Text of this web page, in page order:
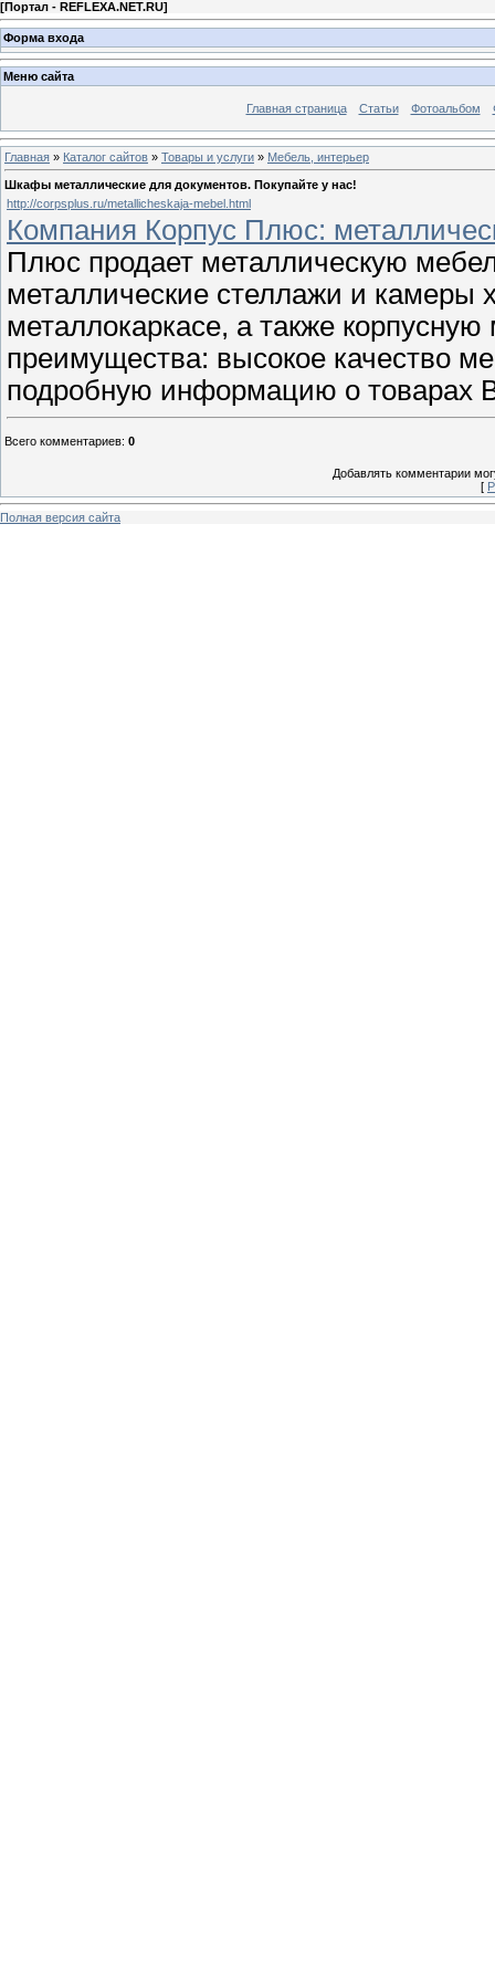
[Портал - REFLEXA.NET.RU]
Форма входа
Меню сайта
Главная страница Статьи Фотоальбом
Главная » Каталог сайтов » Товары и услуги » Мебель, интерьер
Шкафы металлические для документов. Покупайте у нас!
http://corpsplus.ru/metallicheskaja-mebel.html
Компания Корпус Плюс:
Плюс продает металлическую
металлические стеллажи и камеры
металлокаркасе, а также
преимущества: высокое качество
подробную информацию о товарах
Всего комментариев: 0
Добавлять комментарии
[
Полная версия сайта